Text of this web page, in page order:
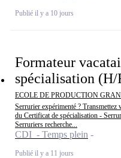
Publié il y a 10 jours
Formateur
spécialisation (H/
ECOLE DE PRODUCTION
Serrurier expérimenté ?
du Certificat de spécialisation -
Serruriers recherche...
CDI - Temps plein
Publié il y a 11 jours